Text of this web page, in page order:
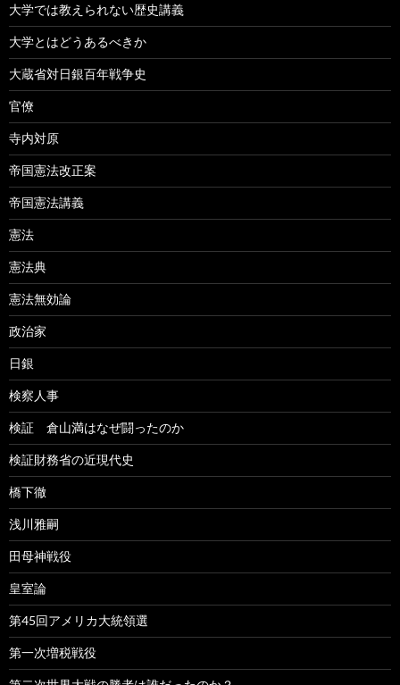
大学では教えられない歴史講義
大学とはどうあるべきか
大蔵省対日銀百年戦争史
官僚
寺内対原
帝国憲法改正案
帝国憲法講義
憲法
憲法典
憲法無効論
政治家
日銀
検察人事
検証 倉山満はなぜ闘ったのか
検証財務省の近現代史
橋下徹
浅川雅嗣
田母神戦役
皇室論
第45回アメリカ大統領選
第一次増税戦役